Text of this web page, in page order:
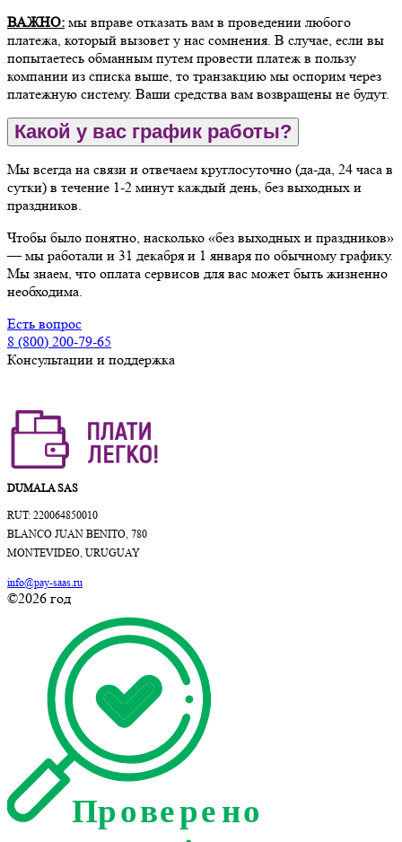
ВАЖНО: мы вправе отказать вам в проведении любого
платежа, который вызовет у нас сомнения. В случае, если вы
попытаетесь обманным путем провести платеж в пользу
компании из списка выше, то транзакцию мы оспорим через
платежную систему. Ваши средства вам возвращены не будут.
Какой у вас график работы?
Мы всегда на связи и отвечаем круглосуточно (да-да, 24 часа в
сутки) в течение 1-2 минут каждый день, без выходных и
праздников.
Чтобы было понятно, насколько «без выходных и праздников»
— мы работали и 31 декабря и 1 января по обычному графику.
Мы знаем, что оплата сервисов для вас может быть жизненно
необходима.
Есть вопрос
8 (800) 200-79-65
Консультации и поддержка
DUMALA SAS
RUT: 220064850010
BLANCO JUAN BENITO, 780
MONTEVIDEO, URUGUAY
info@pay-saas.ru
©2026 год